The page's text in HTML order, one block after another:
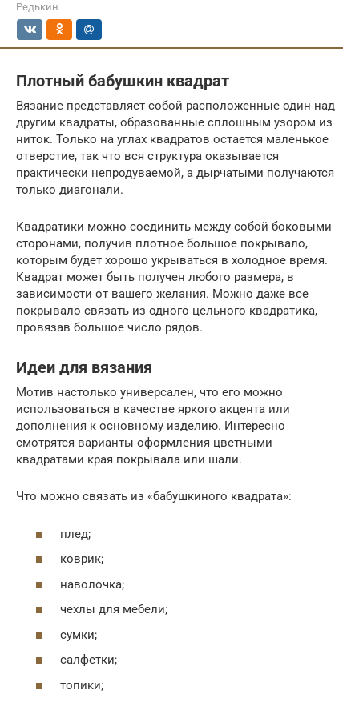
Редькин
Плотный бабушкин квадрат
Вязание представляет собой расположенные один над
другим квадраты, образованные сплошным узором из
ниток. Только на углах квадратов остается маленькое
отверстие, так что вся структура оказывается
практически непродуваемой, а дырчатыми получаются
только диагонали.
Квадратики можно соединить между собой боковыми
сторонами, получив плотное большое покрывало,
которым будет хорошо укрываться в холодное время.
Квадрат может быть получен любого размера, в
зависимости от вашего желания. Можно даже все
покрывало связать из одного цельного квадратика,
провязав большое число рядов.
Идеи для вязания
Мотив настолько универсален, что его можно
использоваться в качестве яркого акцента или
дополнения к основному изделию. Интересно
смотрятся варианты оформления цветными
квадратами края покрывала или шали.
Что можно связать из «бабушкиного квадрата»:
плед;
коврик;
наволочка;
чехлы для мебели;
сумки;
салфетки;
топики;